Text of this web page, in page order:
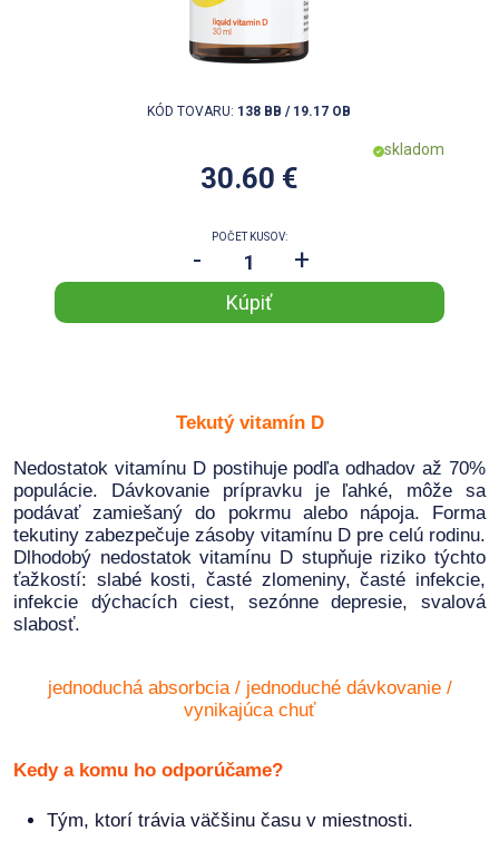
KÓD TOVARU: 138 BB / 19.17 OB
skladom
30.60 €
POČET KUSOV:
- +
Tekutý vitamín D
Nedostatok vitamínu D postihuje podľa odhadov až 70%
populácie. Dávkovanie prípravku je ľahké, môže sa
podávať zamiešaný do pokrmu alebo nápoja. Forma
tekutiny zabezpečuje zásoby vitamínu D pre celú rodinu.
Dlhodobý nedostatok vitamínu D stupňuje riziko týchto
ťažkostí: slabé kosti, časté zlomeniny, časté infekcie,
infekcie dýchacích ciest, sezónne depresie, svalová
slabosť.
jednoduchá absorbcia / jednoduché dávkovanie /
vynikajúca chuť
Kedy a komu ho odporúčame?
Tým, ktorí trávia väčšinu času v miestnosti.